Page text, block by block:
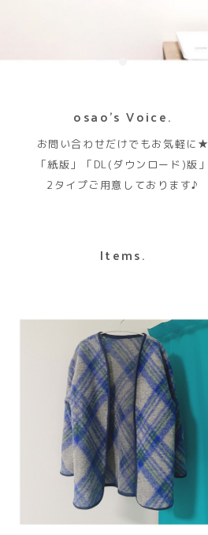
osao's Voice.
お問い合わせだけでもお気軽に★
「紙版」「DL(ダウンロード)版」
2タイプご用意しております♪
Items.